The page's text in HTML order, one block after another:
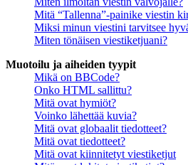
Mitä “Tallenna”-painike viestin
Miksi minun viestini tarvitsee
Miten tönäisen viestiketjuani?
Muotoilu ja aiheiden tyypit
Mikä on BBCode?
Onko HTML sallittu?
Mitä ovat hymiöt?
Voinko lähettää kuvia?
Mitä ovat globaalit tiedotteet?
Mitä ovat tiedotteet?
Mitä ovat kiinnitetyt viestiketjut